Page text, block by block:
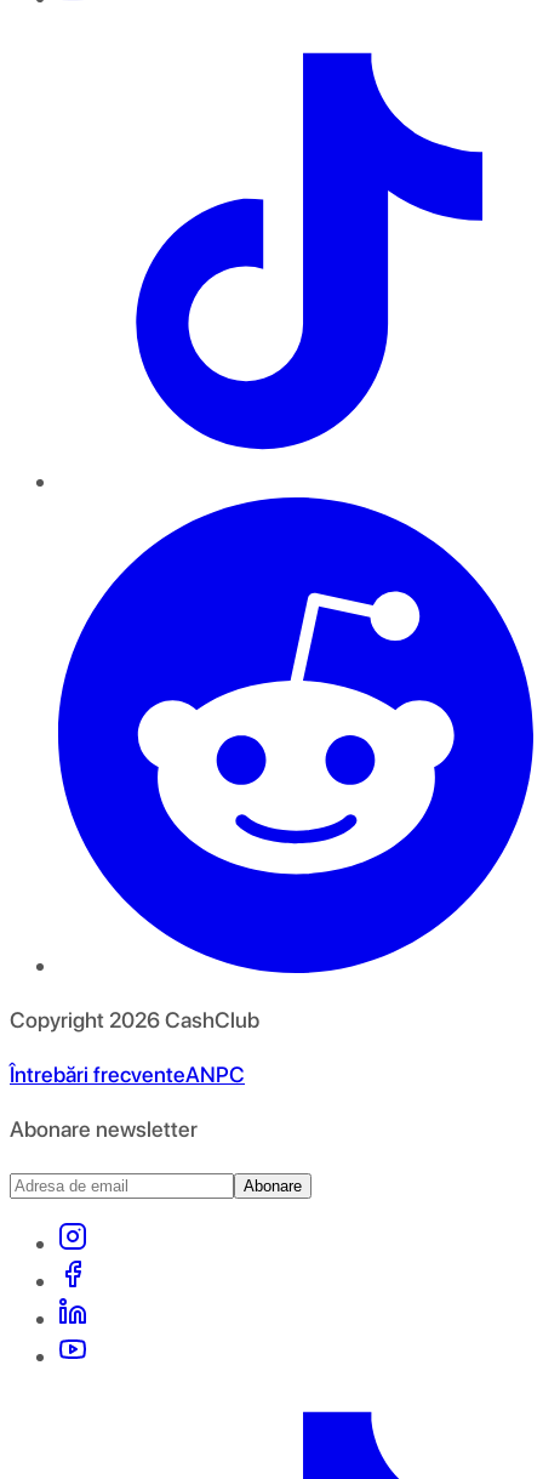
Copyright 2026CashClub
Întrebări frecventeANPC
Abonare newsletter
Abonare